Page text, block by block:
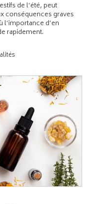
de l’été, peut
conséquences graves
l’importance d’en
rapidement.